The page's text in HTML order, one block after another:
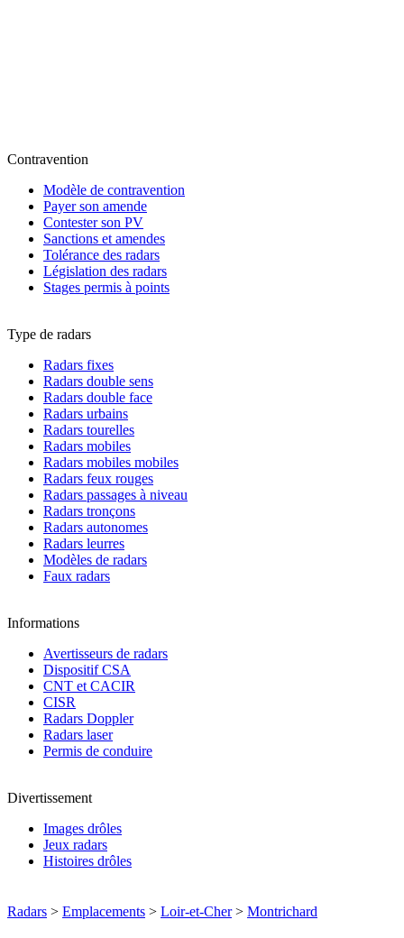
Contravention
Modèle de contravention
Payer son amende
Contester son PV
Sanctions et amendes
Tolérance des radars
Législation des radars
Stages permis à points
Type de radars
Radars fixes
Radars double sens
Radars double face
Radars urbains
Radars tourelles
Radars mobiles
Radars mobiles mobiles
Radars feux rouges
Radars passages à niveau
Radars tronçons
Radars autonomes
Radars leurres
Modèles de radars
Faux radars
Informations
Avertisseurs de radars
Dispositif CSA
CNT et CACIR
CISR
Radars Doppler
Radars laser
Permis de conduire
Divertissement
Images drôles
Jeux radars
Histoires drôles
Radars > Emplacements > Loir-et-Cher> Montrichard